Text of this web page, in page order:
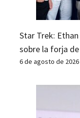
Star Trek: Ethan
sobre la forja
6 de agosto de 2026